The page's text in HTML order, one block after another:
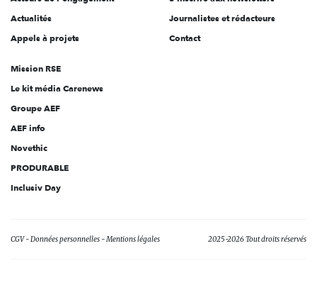
Actualités
Appels à projets
Journalistes et rédacteurs
Contact
Mission RSE
Le kit média Carenews
Groupe AEF
AEF info
Novethic
PRODURABLE
Inclusiv Day
CGV Données personnelles Mentions légales 2025-2026 Tout droits réservés